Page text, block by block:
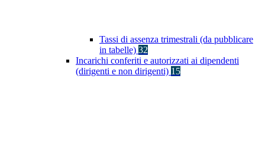
Tassi di assenza trimestrali (da pubblicare
in tabelle) 32
Incarichi conferiti e autorizzati ai dipendenti
(dirigenti e non dirigenti) 15